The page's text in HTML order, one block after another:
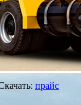
прайс